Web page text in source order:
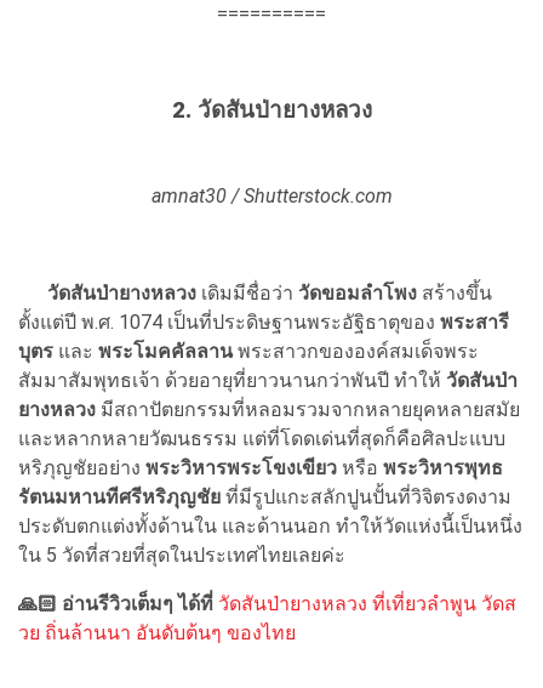
==========
2. วัดสันป่ายางหลวง
amnat30 / Shutterstock.com
วัดสันป่ายางหลวง เดิมมีชื่อว่า วัดขอมลำโพง สร้างขึ้น
ตั้งแต่ปี พ.ศ. 1074 เป็นที่ประดิษฐานพระอัฐิธาตุของ พระสารี
บุตร และ พระโมคคัลลานพระสาวกขององค์สมเด็จพระ
สัมมาสัมพุทธเจ้า ด้วยอายุที่ยาวนานกว่าพันปี ทำให้ วัดสันป่า
ยางหลวง มีสถาปัตยกรรมที่หลอมรวมจากหลายยุคหลายสมัย
และหลากหลายวัฒนธรรม แต่ที่โดดเด่นที่สุดก็คือศิลปะแบบ
หริภุญชัยอย่าง พระวิหารพระโขงเขียว หรือ พระวิหารพุทธ
รัตนมหานทีศรีหริภุญชัย ที่มีรูปแกะสลักปูนปั้นที่วิจิตรงดงาม
ประดับตกแต่งทั้งด้านใน และด้านนอก ทำให้วัดแห่งนี้เป็นหนึ่ง
ใน 5 วัดที่สวยที่สุดในประเทศไทยเลยค่ะ
🙏🏻 อ่านรีวิวเต็มๆ ได้ที่ วัดสันป่ายางหลวง ที่เที่ยวลำพูน วัดส
วย ถิ่นล้านนา อันดับต้นๆ ของไทย